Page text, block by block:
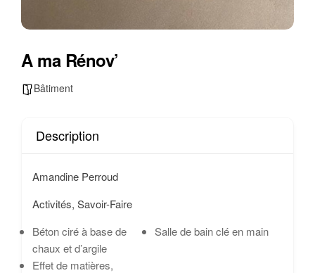
A ma Rénov’
Bâtiment
Description
Amandine Perroud
Activités, Savoir-Faire
Béton ciré à base de
chaux et d’argile
Salle de bain clé en main
Effet de matières,